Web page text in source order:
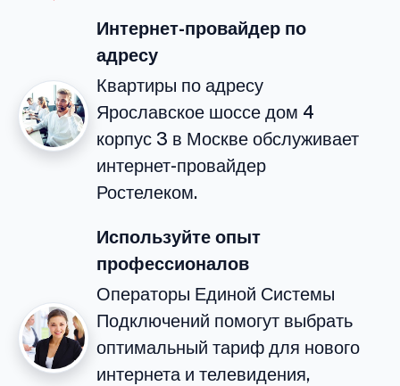
Интернет-провайдер по
адресу
Квартиры по адресу
Ярославское шоссе дом 4
корпус 3 в Москве обслуживает
интернет-провайдер
Ростелеком.
Используйте опыт
профессионалов
Операторы Единой Системы
Подключений помогут выбрать
оптимальный тариф для нового
интернета и телевидения,